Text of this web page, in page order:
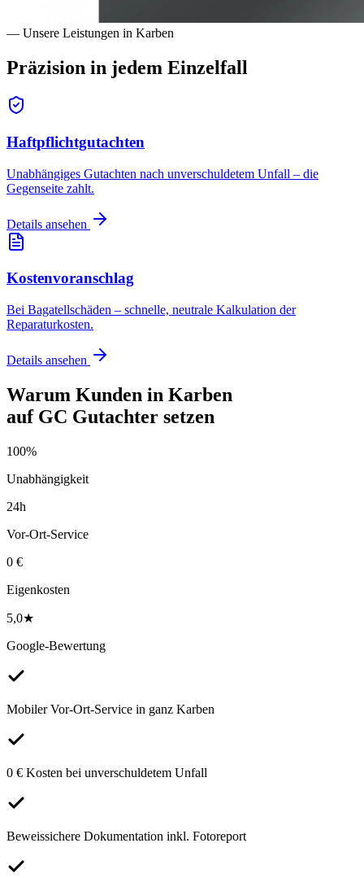
— Unsere Leistungen in Karben
Präzision in jedem Einzelfall
Haftpflichtgutachten
Unabhängiges Gutachten nach unverschuldetem Unfall – die
Gegenseite zahlt.
Details ansehen
Kostenvoranschlag
Bei Bagatellschäden – schnelle, neutrale Kalkulation der
Reparaturkosten.
Details ansehen
Warum Kunden in Karben
auf GC Gutachter setzen
100%
Unabhängigkeit
24h
Vor-Ort-Service
0 €
Eigenkosten
5,0★
Google-Bewertung
Mobiler Vor-Ort-Service in ganz Karben
0 € Kosten bei unverschuldetem Unfall
Beweissichere Dokumentation inkl. Fotoreport